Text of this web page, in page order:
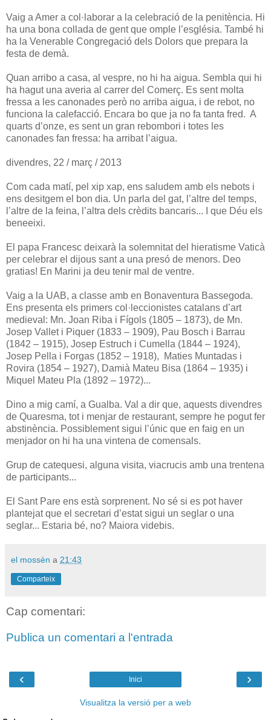
Vaig a Amer a col·laborar a la celebració de la penitència. Hi
ha una bona collada de gent que omple l’església. També hi
ha la Venerable Congregació dels Dolors que prepara la
festa de demà.
Quan arribo a casa, al vespre, no hi ha aigua. Sembla qui hi
ha hagut una averia al carrer del Comerç. Es sent molta
fressa a les canonades però no arriba aigua, i de rebot, no
funciona la calefacció. Encara bo que ja no fa tanta fred. A
quarts d’onze, es sent un gran rebombori i totes les
canonades fan fressa: ha arribat l’aigua.
divendres, 22 / març / 2013
Com cada matí, pel xip xap, ens saludem amb els nebots i
ens desitgem el bon dia. Un parla del gat, l’altre del temps,
l’altre de la feina, l’altra dels crèdits bancaris... I que Déu els
beneeixi.
El papa Francesc deixarà la solemnitat del hieratisme Vaticà
per celebrar el dijous sant a una presó de menors. Deo
gratias! En Marini ja deu tenir mal de ventre.
Vaig a la UAB, a classe amb en Bonaventura Bassegoda.
Ens presenta els primers col·leccionistes catalans d’art
medieval: Mn. Joan Riba i Fígols (1805 – 1873), de Mn.
Josep Vallet i Piquer (1833 – 1909), Pau Bosch i Barrau
(1842 – 1915), Josep Estruch i Cumella (1844 – 1924),
Josep Pella i Forgas (1852 – 1918), Maties Muntadas i
Rovira (1854 – 1927), Damià Mateu Bisa (1864 – 1935) i
Miquel Mateu Pla (1892 – 1972)...
Dino a mig camí, a Gualba. Val a dir que, aquests divendres
de Quaresma, tot i menjar de restaurant, sempre he pogut fer
abstinència. Possiblement sigui l’únic que en faig en un
menjador on hi ha una vintena de comensals.
Grup de catequesi, alguna visita, viacrucis amb una trentena
de participants...
El Sant Pare ens està sorprenent. No sé si es pot haver
plantejat que el secretari d’estat sigui un seglar o una
seglar... Estaria bé, no? Maiora videbis.
el mossèn a 21:43
Comparteix
Cap comentari:
Publica un comentari a l'entrada
‹ ›
Inici
Visualitza la versió per a web